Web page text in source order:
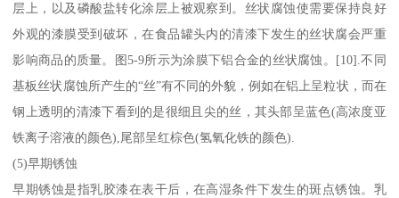
层上，以及磷酸盐转化涂层上被观察到。丝状腐蚀使需要保持良好
外观的漆膜受到破坏，在食品罐头内的清漆下发生的丝状腐会严重
影响商品的质量。图5-9所示为涂膜下铝合金的丝状腐蚀。[10].不同
基板丝状腐蚀所产生的“丝”有不同的外貌，例如在铝上呈粒状，而在
钢上透明的清漆下看到的是很细且尖的丝，其头部呈蓝色(高浓度亚
铁离子溶液的颜色),尾部呈红棕色(氢氧化铁的颜色).
(5)早期锈蚀
早期锈蚀是指乳胶漆在表干后，在高湿条件下发生的斑点锈蚀。乳